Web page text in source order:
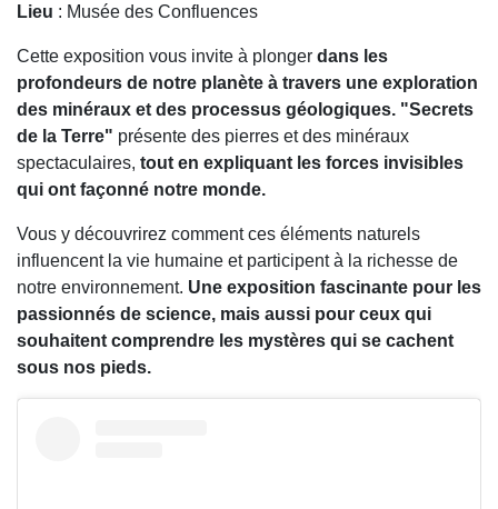
Lieu : Musée des Confluences
Cette exposition vous invite à plonger dans les
profondeurs de notre planète à travers une exploration
des minéraux et des processus géologiques. "Secrets
de la Terre" présente des pierres et des minéraux
spectaculaires, tout en expliquant les forces invisibles
qui ont façonné notre monde.
Vous y découvrirez comment ces éléments naturels
influencent la vie humaine et participent à la richesse de
notre environnement. Une exposition fascinante pour les
passionnés de science, mais aussi pour ceux qui
souhaitent comprendre les mystères qui se cachent
sous nos pieds.